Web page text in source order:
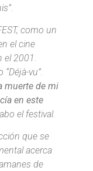
como un
el cine
el 2001.
vu”.
muerte de mi
en este
el festival.
que se
acerca
de